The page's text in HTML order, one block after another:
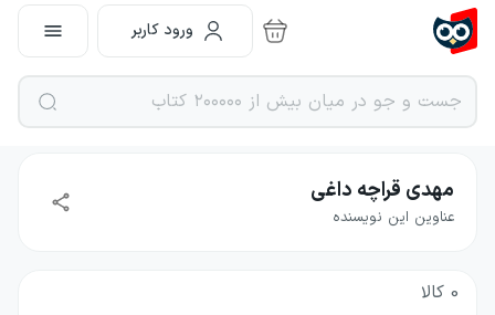
ورود کاربر
مهدی قراچه داغی
عناوین این نویسنده
0 کالا